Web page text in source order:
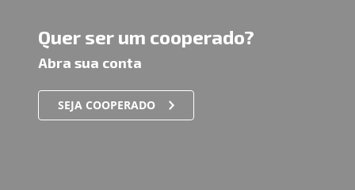
Quer ser um cooperado?
Abra sua conta
SEJA COOPERADO